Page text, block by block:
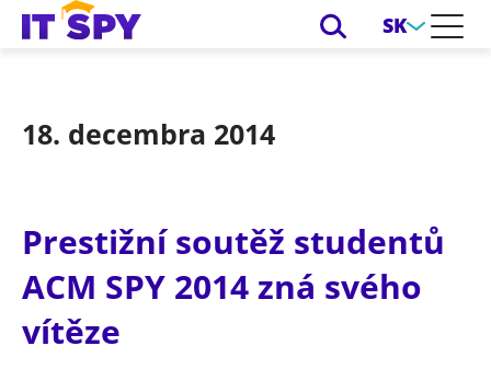
SK
18. decembra 2014
Prestižní soutěž studentů
ACM SPY 2014 zná svého
vítěze